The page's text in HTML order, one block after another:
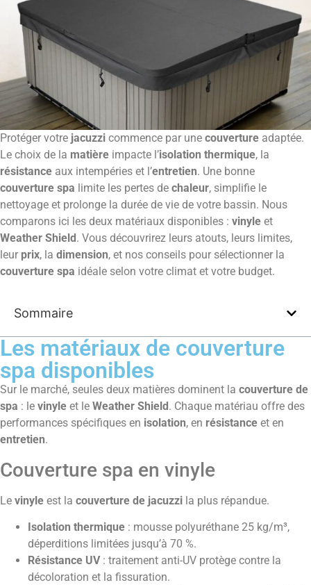
Protéger votre jacuzzi commence par une couverture adaptée.
Le choix de la matière impacte l’isolation thermique, la
résistance aux intempéries et l’entretien. Une bonne
couverture spa limite les pertes de chaleur, simplifie le
nettoyage et prolonge la durée de vie de votre bassin. Nous
comparons ici les deux matériaux disponibles : vinyle et
Weather Shield. Vous découvrirez leurs atouts, leurs limites,
leur prix, la dimension, et nos conseils pour sélectionner la
couverture spa idéale selon votre climat et votre budget.
Sommaire
Les matériaux de couverture
spa disponibles
Sur le marché, seules deux matières dominent la couverture de
spa : le vinyle et le Weather Shield . Chaque matériau offre des
performances spécifiques en isolation, en résistance et en
entretien.
Couverture spa en vinyle
Le vinyle est la couverture de jacuzzi la plus répandue.
Isolation thermique : mousse polyuréthane 25 kg/m³,
déperditions limitées jusqu’à 70 %.
Résistance UV: traitement anti-UV protège contre la
décoloration et la fissuration.